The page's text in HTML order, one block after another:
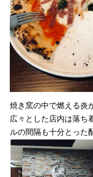
焼き窯の中で燃える炎
広々とした店内は落ち
ルの間隔も十分とった